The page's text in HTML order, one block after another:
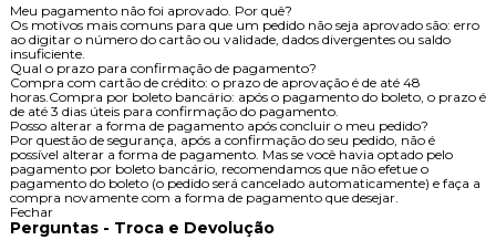
Meu pagamento não foi aprovado. Por quê?
Os motivos mais comuns para que um pedido não seja aprovado são: erro
ao digitar o número do cartão ou validade, dados divergentes ou saldo
insuficiente.
Qual o prazo para confirmação de pagamento?
Compra com cartão de crédito: o prazo de aprovação é de até 48
horas.Compra por boleto bancário: após o pagamento do boleto, o prazo é
de até 3 dias úteis para confirmação do pagamento.
Posso alterar a forma de pagamento após concluir o meu pedido?
Por questão de segurança, após a confirmação do seu pedido, não é
possível alterar a forma de pagamento. Mas se você havia optado pelo
pagamento por boleto bancário, recomendamos que não efetue o
pagamento do boleto (o pedido será cancelado automaticamente) e faça a
compra novamente com a forma de pagamento que desejar.
Fechar
Perguntas - Troca e Devolução